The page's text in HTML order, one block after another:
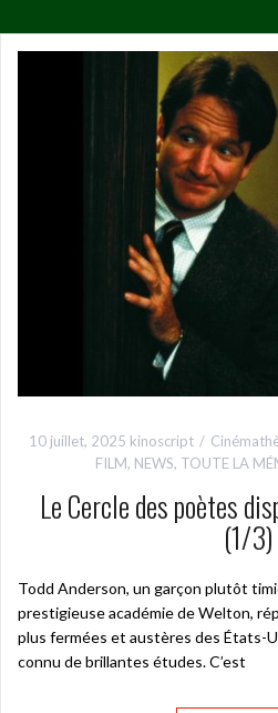
10 juillet, 2025 kinoscript
FILM, NEWS, TOUTE LA
Le Cercle des poètes
(1/3)
Todd Anderson, un garçon plutôt
prestigieuse académie de Welton,
plus fermées et austères des États-
connu de brillantes études. C’est